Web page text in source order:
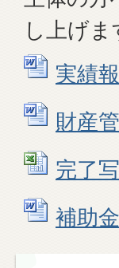
し上げま
実績
財産
完了
補助